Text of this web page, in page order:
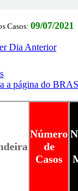
Casos: 09/07/2021
Dia Anterior
a página do
Número
de
Casos